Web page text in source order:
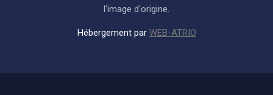
l'image d'origine.
Hébergement par WEB-ATRIO